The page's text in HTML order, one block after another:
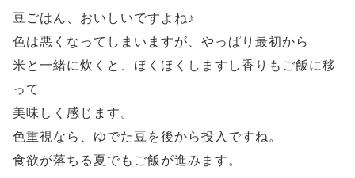
豆ごはん、おいしいですよね♪
色は悪くなってしまいますが、やっぱり最初から
米と一緒に炊くと、ほくほくしますし香りもご飯に移
って
美味しく感じます。
色重視なら、ゆでた豆を後から投入ですね。
食欲が落ちる夏でもご飯が進みます。